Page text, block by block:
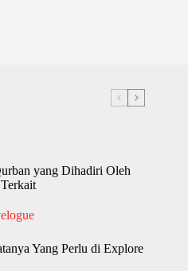
yang Dihadiri Oleh
Yang Perlu di Explore